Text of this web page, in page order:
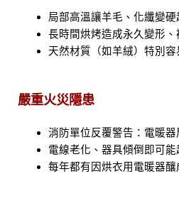
局部高溫讓羊毛、化纖變硬
長時間烘烤造成永久變形、
天然材質（如羊絨）特別
嚴重火災隱患
消防單位反覆警告：電暖
電線老化、器具傾倒即可能
每年都有因烘衣用電暖器釀